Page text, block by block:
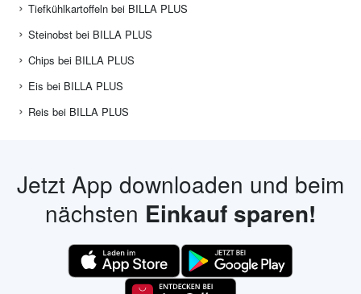
Tiefkühlkartoffeln bei BILLA PLUS
Steinobst bei BILLA PLUS
Chips bei BILLA PLUS
Eis bei BILLA PLUS
Reis bei BILLA PLUS
Jetzt App downloaden und beim
nächsten Einkauf sparen!